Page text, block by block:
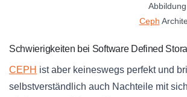
Abbildung
Ceph
Schwierigkeiten bei Software Defined
CEPH ist aber keineswegs perfekt und
selbstverständlich auch Nachteile mit